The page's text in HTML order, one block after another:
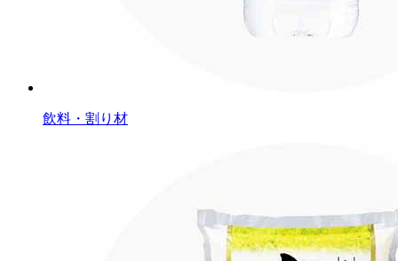
飲料・割り材